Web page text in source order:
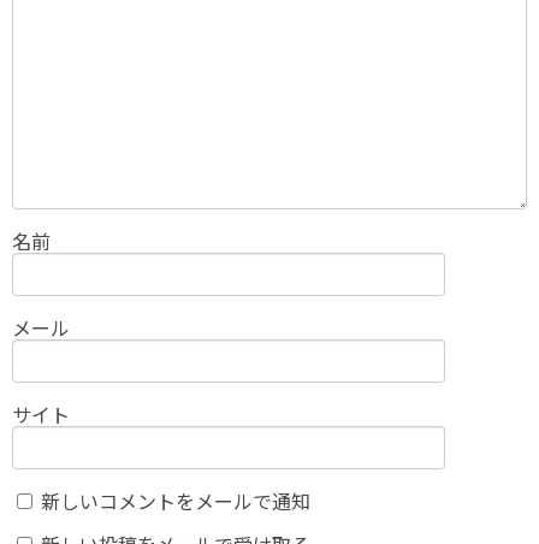
名前
メール
サイト
新しいコメントをメールで通知